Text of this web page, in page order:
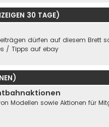
30 TAGE)
dürfen auf diesem Brett
/ Tipps auf ebay
Modellen sowie Aktionen für